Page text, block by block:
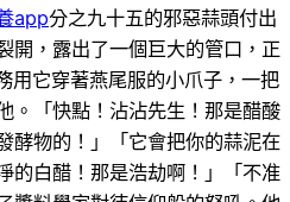
app分之九十五的邪惡蒜頭付出
開，露出了一個巨大的管口，正
用它穿著燕尾服的小爪子，一把
。「快點！沾沾先生！那是醋酸
酵物的！」「它會把你的蒜泥在
的白醋！那是浩劫啊！」「不准